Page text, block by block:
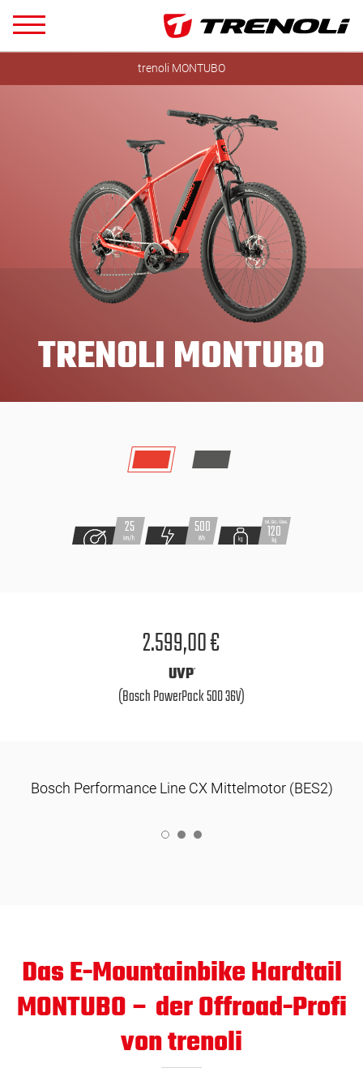
trenoli MONTUBO
TRENOLI MONTUBO
25 500 120
2.599,00 €
UVP*
(Bosch PowerPack 500 36V)
Bosch Performance Line CX Mittelmotor (BES2)
Das E-Mountainbike Hardtail
MONTUBO – der Offroad-Profi
von trenoli